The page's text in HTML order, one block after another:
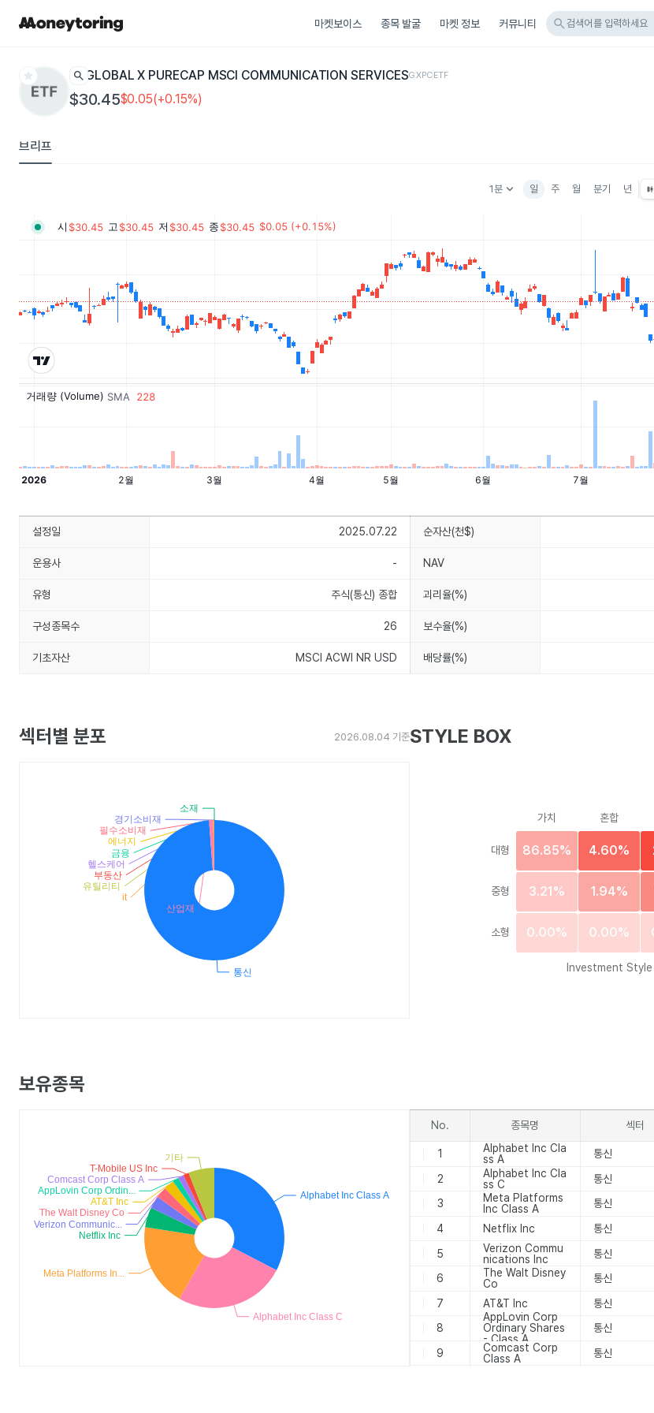
마켓보이스 종목 발굴 마켓 정보 커뮤니티 search 검색어를 입력하세요
star search GLOBAL X PURECAP MSCI COMMUNICATION SERVICESGXPCETF
$30.45$0.05(+0.15%)
브리프
1분keyboard_arrow_down 일 주 월 분기 년